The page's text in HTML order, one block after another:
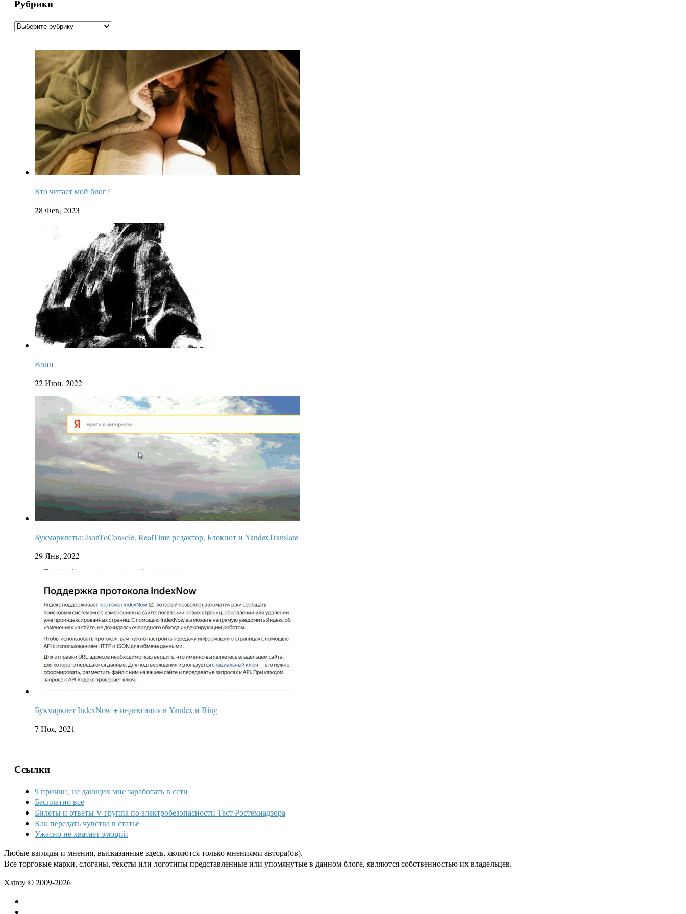
Рубрики
Рубрики
Кто читает мой блог?
28 Фев, 2023
Воин
22 Июн, 2022
Букмарклеты: JsonToConsole, RealTime редактор, Блокнот и YandexTranslate
29 Янв, 2022
Букмарклет IndexNow + индексация в Yandex и Bing
7 Ноя, 2021
Ссылки
9 причин, не дающих мне заработать в сети
Бесплатно все
Билеты и ответы V группа по электробезопасности Тест Ростехнадзора
Как передать чувства в статье
Ужасно не хватает эмоций
Любые взгляды и мнения, высказанные здесь, являются только мнениями автора(ов).
Все торговые марки, слоганы, тексты или логотипы представленные или упомянутые в данном блоге, являются собственностью их владельцев.
Xstroy © 2009-2026